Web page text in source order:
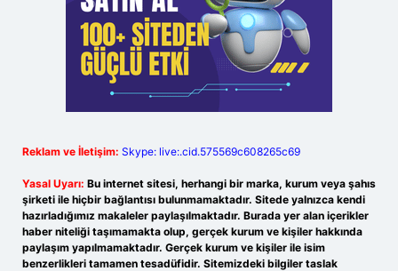
Reklam ve İletişim: Skype: live:.cid.575569c608265c69
Yasal Uyarı: Bu internet sitesi, herhangi bir marka, kurum veya şahıs
şirketi ile hiçbir bağlantısı bulunmamaktadır. Sitede yalnızca kendi
hazırladığımız makaleler paylaşılmaktadır. Burada yer alan içerikler
haber niteliği taşımamakta olup, gerçek kurum ve kişiler hakkında
paylaşım yapılmamaktadır. Gerçek kurum ve kişiler ile isim
benzerlikleri tamamen tesadüfidir. Sitemizdeki bilgiler taslak